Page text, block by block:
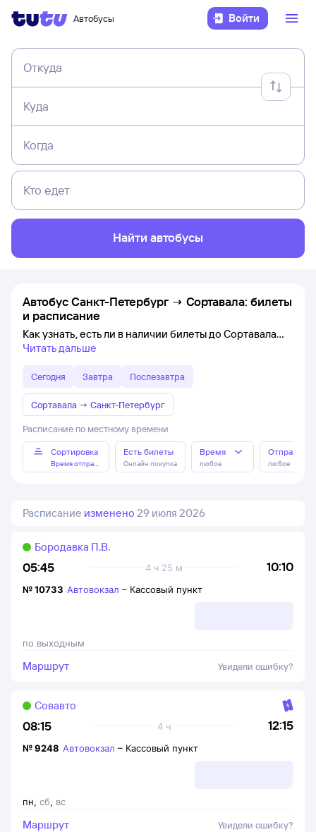
Автобусы Войти
Откуда
Куда
Когда
Кто едет
Найти автобусы
Автобус Санкт-Петербург → Сортавала: билеты
и расписание
Как узнать, есть ли в наличии билеты до Сортавала
Читать дальше
Сегодня Завтра Послезавтра
Сортавала → Санкт-Петербург
Расписание по местному времени
Сортировка
Время отправления
Есть билеты
Онлайн покупка
Время
любое любое
Расписание изменено 29 июля 2026
05:45 10:10
4 ч 25 м
Бородавка П.В.
по выходным
№10733 Автовокзал – Кассовый пункт
Маршрут Увидели ошибку?
08:15 12:15
4 ч
Совавто
пн, сб, вс
№9248 Автовокзал – Кассовый пункт
Маршрут Увидели ошибку?